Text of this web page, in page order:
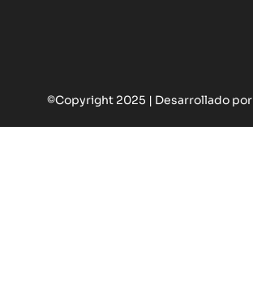
©Copyright 2025 | Desarrollado por